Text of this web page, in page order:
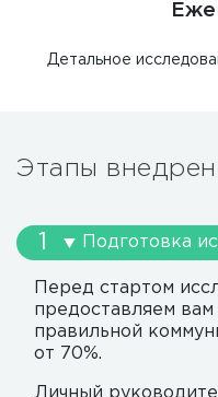
Детальное
Этапы
Подготовка
Перед стартом
предоставляем
правильной
от 70%.
Личный